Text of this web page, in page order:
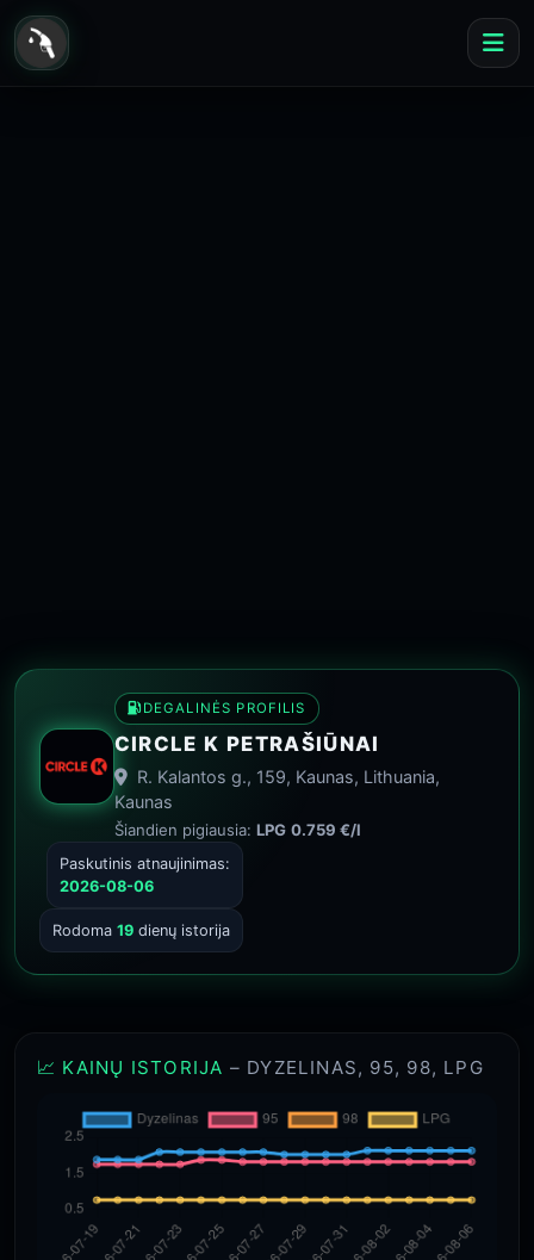
DEGALINĖS PROFILIS
CIRCLE K PETRAŠIŪNAI
R. Kalantos g., 159, Kaunas, Lithuania,
Kaunas
Šiandien pigiausia: LPG 0.759 €/l
Paskutinis atnaujinimas:
2026-08-06
Rodoma 19 dienų istorija
📈 KAINŲ ISTORIJA – DYZELINAS, 95, 98, LPG